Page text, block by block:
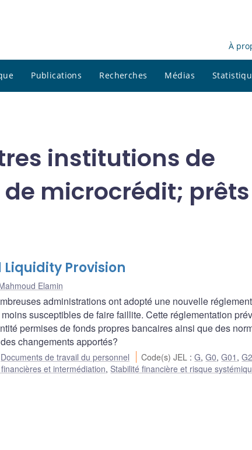
À
Publications Recherches Médias
institutions de
microcrédit; prêts
Liquidity Provision
Elamin
administrations ont adopté une nouvelle
susceptibles de faire faillite. Cette réglementation
permises de fonds propres bancaires ainsi que des
changements apportés?
Documents de travail du personnel Code(s) JEL :G,G0,G01 ,G2
et intermédiation, Stabilité financière et risque